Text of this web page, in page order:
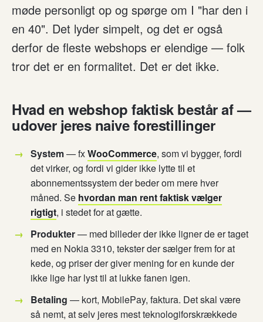
møde personligt op og spørge om I "har den i
en 40". Det lyder simpelt, og det er også
derfor de fleste webshops er elendige — folk
tror det er en formalitet. Det er det ikke.
Hvad en webshop faktisk består af —
udover jeres naive forestillinger
System— fxWooCommerce, som vi bygger, fordi
det virker, og fordi vi gider ikke lytte til et
abonnementssystem der beder om mere hver
måned. Se hvordan man rent faktisk vælger
rigtigt, i stedet for at gætte.
Produkter— med billeder der ikke ligner de er taget
med en Nokia 3310, tekster der sælger frem for at
kede, og priser der giver mening for en kunde der
ikke lige har lyst til at lukke fanen igen.
Betaling — kort, MobilePay, faktura. Det skal være
så nemt, at selv jeres mest teknologiforskrækkede